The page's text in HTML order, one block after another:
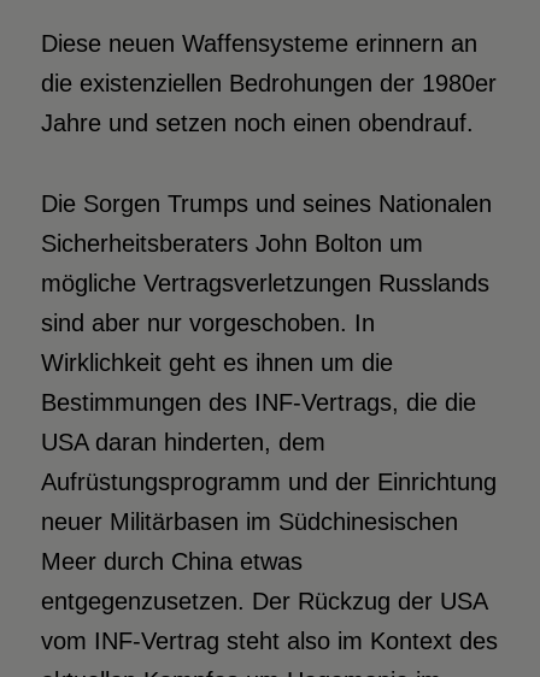
Diese neuen Waffensysteme erinnern an
die existenziellen Bedrohungen der 1980er
Jahre und setzen noch einen obendrauf.
Die Sorgen Trumps und seines Nationalen
Sicherheitsberaters John Bolton um
mögliche Vertragsverletzungen Russlands
sind aber nur vorgeschoben. In
Wirklichkeit geht es ihnen um die
Bestimmungen des INF-Vertrags, die die
USA daran hinderten, dem
Aufrüstungsprogramm und der Einrichtung
neuer Militärbasen im Südchinesischen
Meer durch China etwas
entgegenzusetzen. Der Rückzug der USA
vom INF-Vertrag steht also im Kontext des